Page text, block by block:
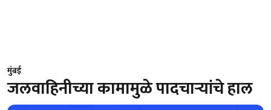
मुंबई
जलवाहिनीच्या कामामुळे पादचाऱ्यांचे हाल